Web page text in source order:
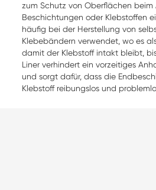
zum Schutz von Oberflächen beim
Beschichtungen oder Klebstoffen
häufig bei der Herstellung von
Klebebändern verwendet, wo es
damit der Klebstoff intakt bleibt,
Liner verhindert ein vorzeitiges
und sorgt dafür, dass die
Klebstoff reibungslos und